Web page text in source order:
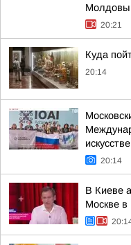
20:21
Куда
20:14
20:14
В Киеве
Москве в